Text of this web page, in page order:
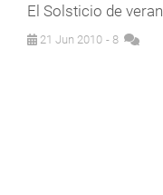
El Solsticio de
21 Jun 2010 - 8